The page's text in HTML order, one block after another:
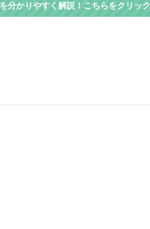
分かりやすく解説！こちらをクリック